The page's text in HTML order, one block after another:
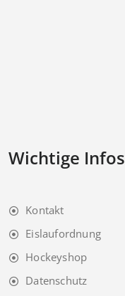
Wichtige Infos
Kontakt
Eislaufordnung
Hockeyshop
Datenschutz